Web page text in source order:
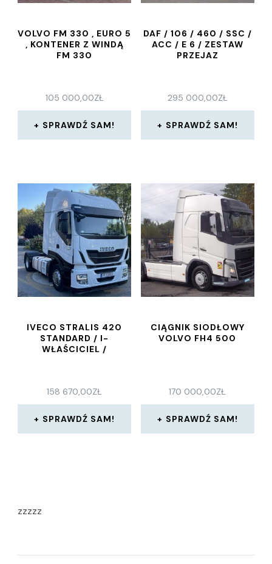
VOLVO FM 330 , EURO 5
, KONTENER Z WINDĄ
FM 330
105 000,00ZŁ
SPRAWDŹ SAM!
DAF / 106 / 460 / SSC /
ACC / E 6 / ZESTAW
PRZEJAZ
295 000,00ZŁ
SPRAWDŹ SAM!
IVECO STRALIS 420
STANDARD / I-
WŁAŚCICIEL /
158 670,00ZŁ
SPRAWDŹ SAM!
CIĄGNIK SIODŁOWY
VOLVO FH4 500
170 000,00ZŁ
SPRAWDŹ SAM!
zzzzz